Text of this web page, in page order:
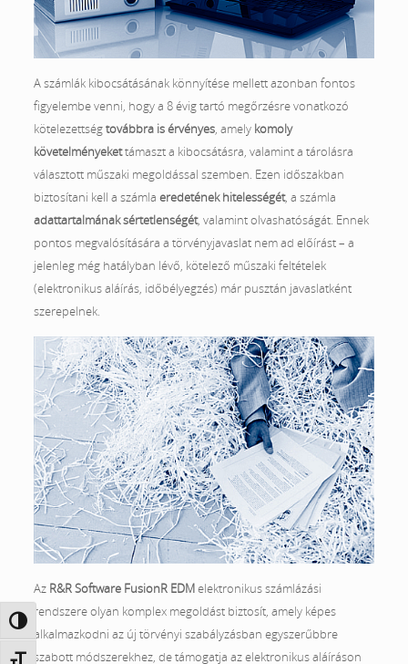
Nagy kontraszt váltása
A számlák kibocsátásának könnyítése mellett azonban fontos
figyelembe venni, hogy a 8 évig tartó megőrzésre vonatkozó
kötelezettségtovábbra is érvényes, amelykomoly
követelményekettámaszt a kibocsátásra, valamint a tárolásra
választott műszaki megoldással szemben. Ezen időszakban
biztosítani kell a számla eredetének hitelességét, a számla
adattartalmánaksértetlenségét, valamint olvashatóságát. Ennek
pontos megvalósítására a törvényjavaslat nem ad előírást – a
jelenleg még hatályban lévő, kötelező műszaki feltételek
(elektronikus aláírás, időbélyegzés) már pusztán javaslatként
szerepelnek.
AzR&R Software FusionR EDMelektronikus számlázási
rendszere olyan komplex megoldást biztosít, amely képes
alkalmazkodni az új törvényi szabályzásban egyszerűbbre
szabott módszerekhez, de támogatja az elektronikus aláíráson